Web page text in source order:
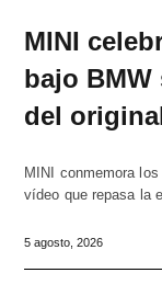
MINI
bajo
del
MINI conmemora
vídeo que repasa la
5 agosto, 2026